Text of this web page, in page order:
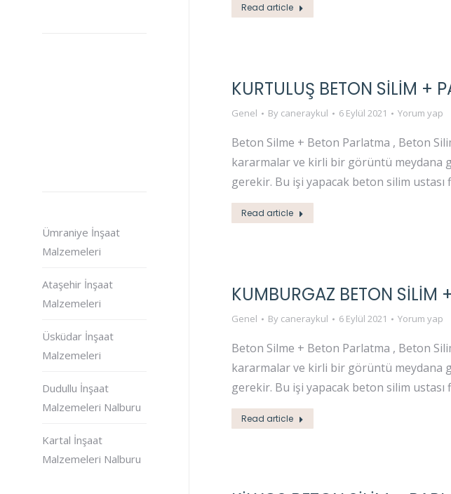
Read article
KURTULUŞ BETON SİLİM +
Genel By caneraykul 6 Eylül 2021 Yorum yap
Beton Silme + Beton Parlatma , Beton
kararmalar ve kirli bir görüntü meydana
gerekir. Bu işi yapacak beton silim
Read article
KUMBURGAZ BETON SİLİM
Genel By caneraykul 6 Eylül 2021 Yorum yap
Beton Silme + Beton Parlatma , Beton
kararmalar ve kirli bir görüntü meydana
gerekir. Bu işi yapacak beton silim
Read article
Ümraniye İnşaat
Malzemeleri
Ataşehir İnşaat
Malzemeleri
Üsküdar İnşaat
Malzemeleri
Dudullu İnşaat
Malzemeleri Nalburu
Kartal İnşaat
Malzemeleri Nalburu